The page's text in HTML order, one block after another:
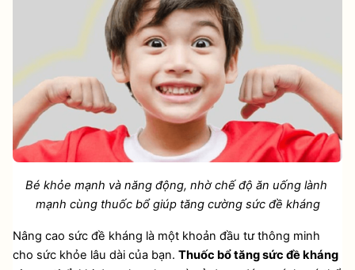
Bé khỏe mạnh và năng động, nhờ chế độ ăn uống lành
mạnh cùng thuốc bổ giúp tăng cường sức đề kháng
Nâng cao sức đề kháng là một khoản đầu tư thông minh
cho sức khỏe lâu dài của bạn. Thuốc bổ tăng sức đề kháng